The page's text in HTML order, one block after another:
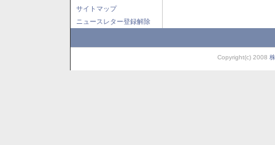
サイトマップ
ニュースレター登録解除
Copyright(c) 2008